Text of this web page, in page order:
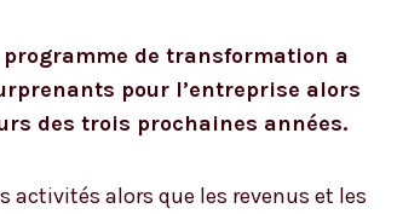
de transformation a
pour l’entreprise alors
des trois prochaines années.
activités alors que les revenus et les